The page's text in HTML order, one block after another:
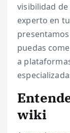
visibilidad
experto en
puedas
a
wiki